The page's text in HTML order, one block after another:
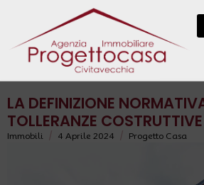
LA DEFINIZIONE
TOLLERANZE COSTRUTTIVE
Immobili 4 Aprile 2024 Progetto Casa